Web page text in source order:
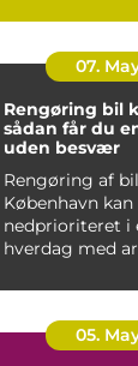
07.
Rengøring bil
sådan får du
uden besvær
Rengøring af
København
nedprioriteret i
hverdag med
05.